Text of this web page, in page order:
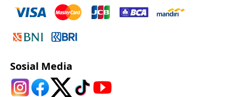
Sosial Media